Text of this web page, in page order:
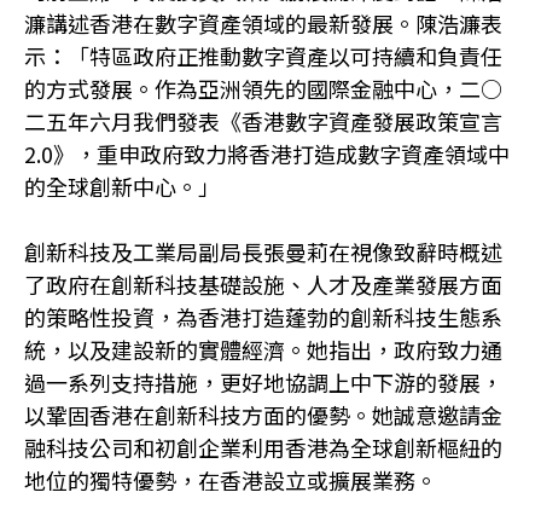
濂講述香港在數字資產領域的最新發展。陳浩濂表
示：「特區政府正推動數字資產以可持續和負責任
的方式發展。作為亞洲領先的國際金融中心，二○
二五年六月我們發表《香港數字資產發展政策宣言
2.0》，重申政府致力將香港打造成數字資產領域中
的全球創新中心。」
創新科技及工業局副局長張曼莉在視像致辭時概述
了政府在創新科技基礎設施、人才及產業發展方面
的策略性投資，為香港打造蓬勃的創新科技生態系
統，以及建設新的實體經濟。她指出，政府致力通
過一系列支持措施，更好地協調上中下游的發展，
以鞏固香港在創新科技方面的優勢。她誠意邀請金
融科技公司和初創企業利用香港為全球創新樞紐的
地位的獨特優勢，在香港設立或擴展業務。